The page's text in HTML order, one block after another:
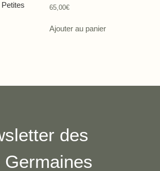
65,00€
Ajouter au panier
des
Germaines